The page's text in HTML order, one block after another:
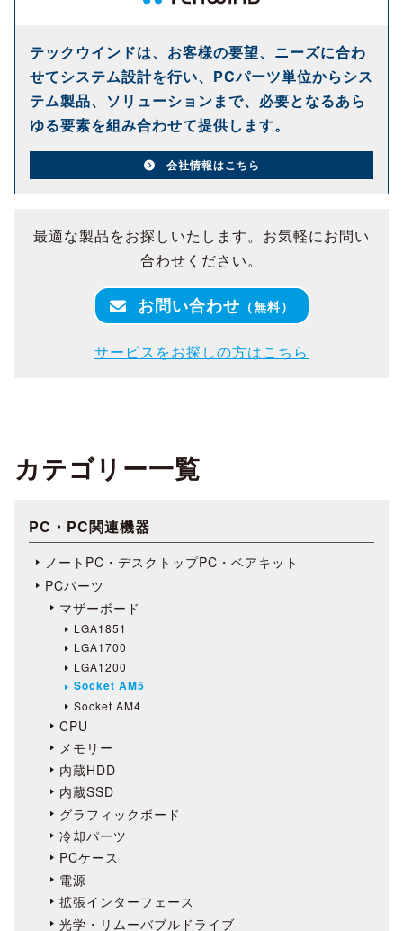
テックウインドは、お客様の要望、ニーズに合わ
せてシステム設計を行い、PCパーツ単位からシス
テム製品、ソリューションまで、必要となるあら
ゆる要素を組み合わせて提供します。
会社情報はこちら
最適な製品をお探しいたします。お気軽にお問い
合わせください。
お問い合わせ （無料）
サービスをお探しの方はこちら
カテゴリー一覧
PC・PC関連機器
ノートPC・デスクトップPC・ベアキット
PCパーツ
マザーボード
LGA1851
LGA1700
LGA1200
Socket AM5
Socket AM4
CPU
メモリー
内蔵HDD
内蔵SSD
グラフィックボード
冷却パーツ
PCケース
電源
拡張インターフェース
光学・リムーバブルドライブ